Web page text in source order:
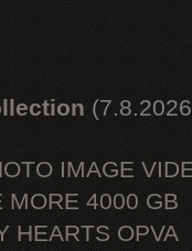
IMAGE
MORE 4000 GB
HEARTS OPVA